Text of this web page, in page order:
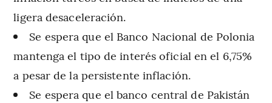
ligera desaceleración.
Se espera que el Banco Nacional de Polonia
mantenga el tipo de interés oficial en el 6,75%
a pesar de la persistente inflación.
Se espera que el banco central de Pakistán